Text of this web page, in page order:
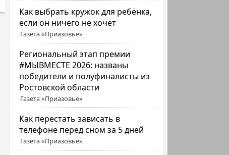
Как выбрать кружок для ребёнка,
если он ничего не хочет
Газета «Приазовье»
Региональный этап премии
#МЫВМЕСТЕ 2026: названы
победители и полуфиналисты из
Ростовской области
Газета «Приазовье»
Как перестать зависать в
телефоне перед сном за 5 дней
Газета «Приазовье»